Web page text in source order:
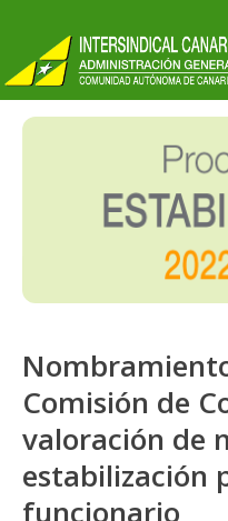
Comisión de
valoración de
estabilización
funcionario